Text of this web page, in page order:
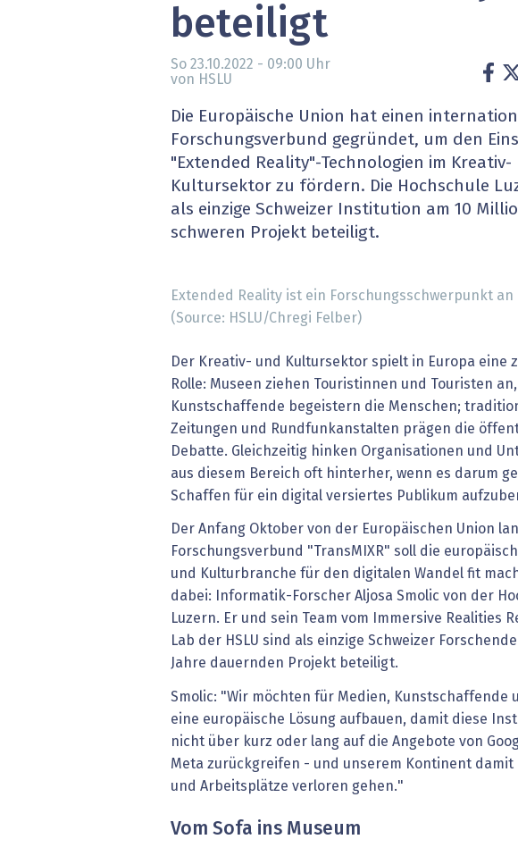
» alle News
EU-DSGVO
XaaS, Managed
Digital Banking
» alle Dossiers
beteiligt
So 23.10.2022 - 09:00 Uhr
von HSLU
Die Europäische Union hat einen
Forschungsverbund gegründet, um den
"Extended Reality"-Technologien im Kreativ-
Kultursektor zu fördern. Die Hochschule
als einzige Schweizer Institution am 10
schweren Projekt beteiligt.
Extended Reality ist ein Forschungsschwerpunkt an
(Source: HSLU/Chregi Felber)
Der Kreativ- und Kultursektor spielt in Europa eine
Rolle: Museen ziehen Touristinnen und Touristen an,
Kunstschaffende begeistern die Menschen;
Zeitungen und Rundfunkanstalten prägen die
Debatte. Gleichzeitig hinken Organisationen und
aus diesem Bereich oft hinterher, wenn es darum
Schaffen für ein digital versiertes Publikum
Der Anfang Oktober von der Europäischen Union
Forschungsverbund "TransMIXR" soll die
und Kulturbranche für den digitalen Wandel fit
dabei: Informatik-Forscher Aljosa Smolic von der
Luzern. Er und sein Team vom Immersive Realities
Lab der HSLU sind als einzige Schweizer
Jahre dauernden Projekt beteiligt.
Smolic: "Wir möchten für Medien, Kunstschaffende
eine europäische Lösung aufbauen, damit diese
nicht über kurz oder lang auf die Angebote von
Meta zurückgreifen - und unserem Kontinent damit
und Arbeitsplätze verloren gehen."
Vom Sofa ins Museum